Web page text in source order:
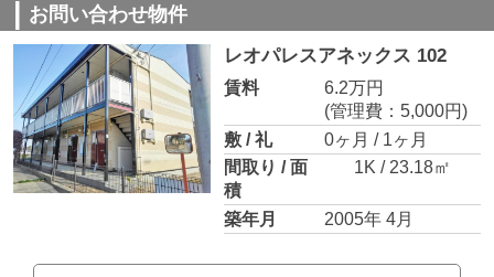
お問い合わせ物件
レオパレスアネックス 102
賃料
6.2万円
(管理費：5,000円)
敷 / 礼
0ヶ月 / 1ヶ月
間取り / 面
積
1K / 23.18㎡
築年月 2005年 4月